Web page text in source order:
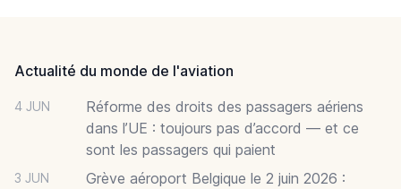
Actualité du monde de l'aviation
4 JUN
Réforme des droits des passagers aériens
dans l’UE : toujours pas d’accord — et ce
sont les passagers qui paient
3 JUN
Grève aéroport Belgique le 2 juin 2026 :